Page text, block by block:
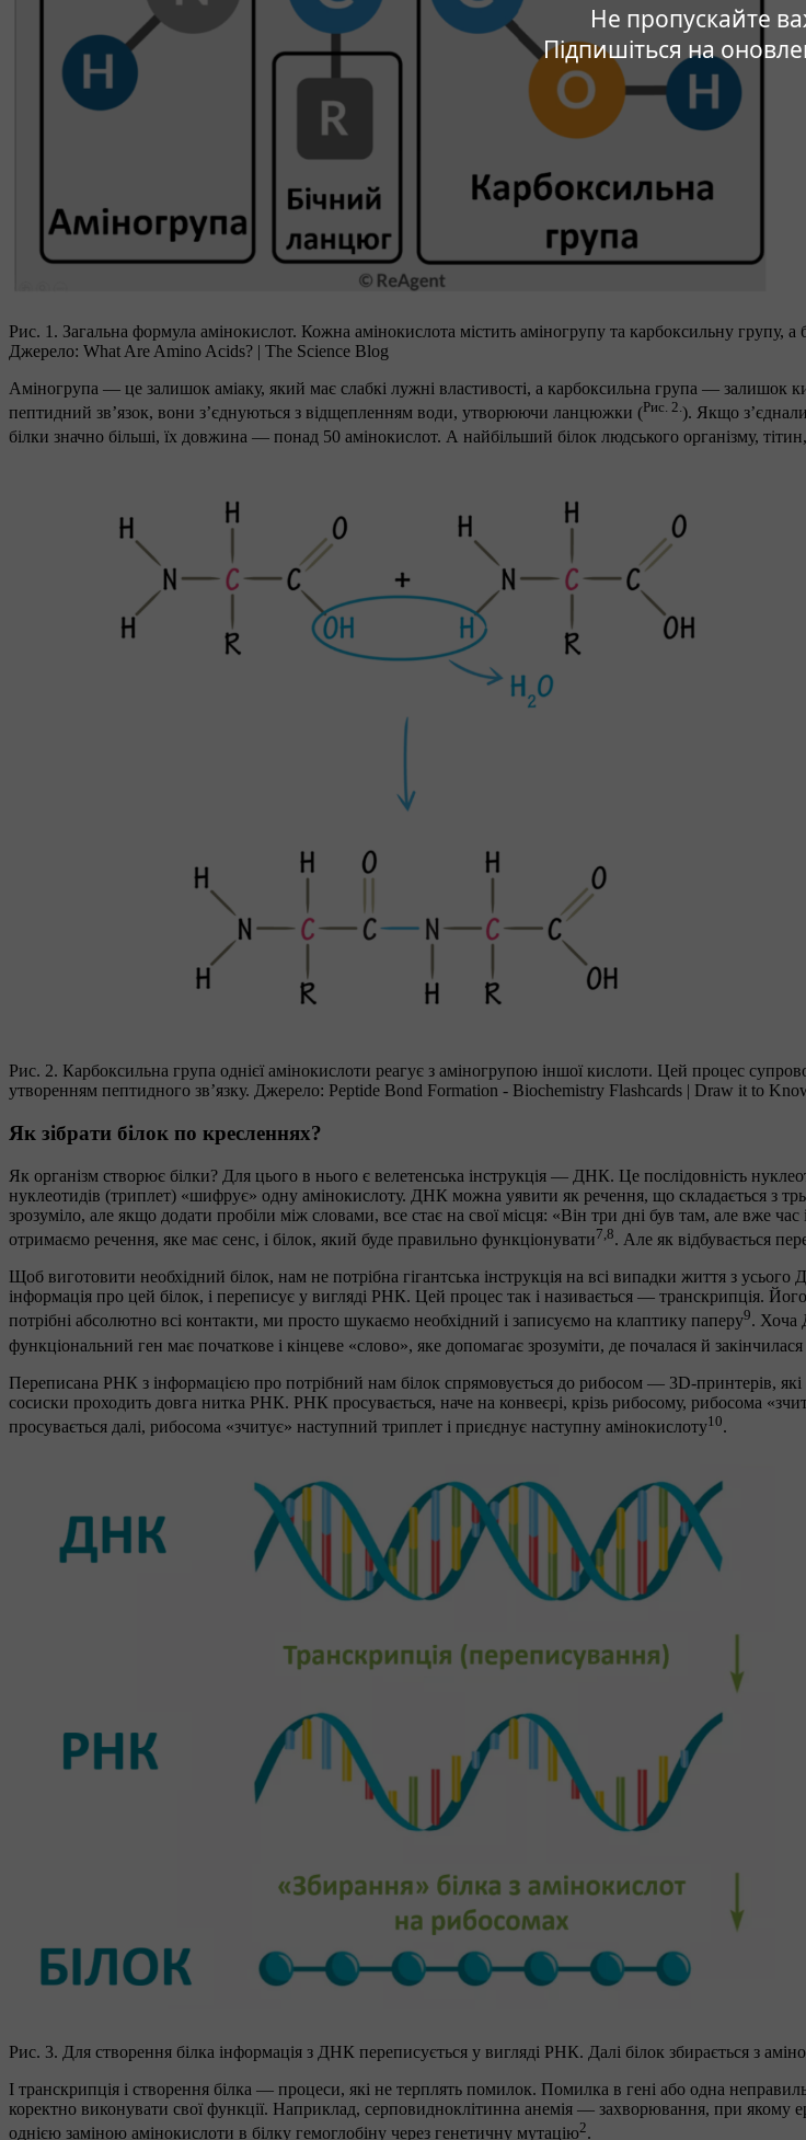
Не пропускайте
Підпишіться на
Рис. 1. Загальна формула амінокислот. Кожна амінокислота містить аміногрупу та карбоксильну групу,
Джерело: What Are Amino Acids? | The Science Blog
Аміногрупа — це залишок аміаку, який має слабкі лужні властивості, а карбоксильна група —
пептидний зв’язок, вони з’єднуються з відщепленням води, утворюючи ланцюжки (Рис. 2. ). Якщо
білки значно більші, їх довжина — понад 50 амінокислот. А найбільший білок людського організму,
Рис. 2. Карбоксильна група однієї амінокислоти реагує з аміногрупою іншої кислоти. Цей процес
утворенням пептидного зв’язку. Джерело: Peptide Bond Formation - Biochemistry Flashcards | Draw it to
Як зібрати білок по кресленнях?
Як організм створює білки? Для цього в нього є велетенська інструкція — ДНК. Це послідовність
нуклеотидів (триплет) «шифрує» одну амінокислоту. ДНК можна уявити як речення, що складається з
зрозуміло, але якщо додати пробіли між словами, все стає на свої місця: «Він три дні був там, але вже
отримаємо речення, яке має сенс, і білок, який буде правильно функціонувати7,8. Але як відбувається
Щоб виготовити необхідний білок, нам не потрібна гігантська інструкція на всі випадки життя з
інформація про цей білок, і переписує у вигляді РНК. Цей процес так і називається — транскрипція.
потрібні абсолютно всі контакти, ми просто шукаємо необхідний і записуємо на клаптику паперу9. Хоча
функціональний ген має початкове і кінцеве «слово», яке допомагає зрозуміти, де почалася й
Переписана РНК з інформацією про потрібний нам білок спрямовується до рибосом — 3D-принтерів,
сосиски проходить довга нитка РНК. РНК просувається, наче на конвеєрі, крізь рибосому, рибосома
просувається далі, рибосома «зчитує» наступний триплет і приєднує наступну амінокислоту10.
Рис. 3. Для створення білка інформація з ДНК переписується у вигляді РНК. Далі білок збирається з
І транскрипція і створення білка — процеси, які не терплять помилок. Помилка в гені або одна
коректно виконувати свої функції. Наприклад, серповидноклітинна анемія — захворювання, при
однією заміною амінокислоти в білку гемоглобіну через генетичну мутацію2.